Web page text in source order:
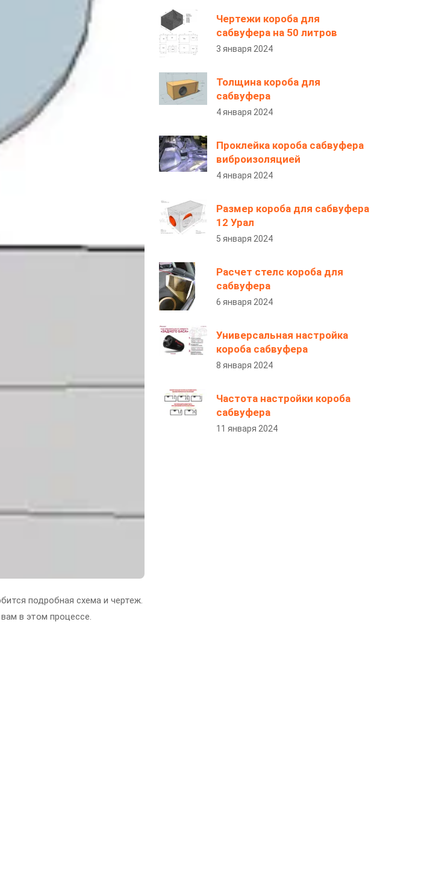
подробная схема и чертеж.
в этом процессе.
Чертежи короба для
сабвуфера на 50 литров
3 января 2024
Толщина короба для
сабвуфера
4 января 2024
Проклейка короба сабвуфера
виброизоляцией
4 января 2024
Размер короба для сабвуфера
12 Урал
5 января 2024
Расчет стелс короба для
сабвуфера
6 января 2024
Универсальная настройка
короба сабвуфера
8 января 2024
Частота настройки короба
сабвуфера
11 января 2024